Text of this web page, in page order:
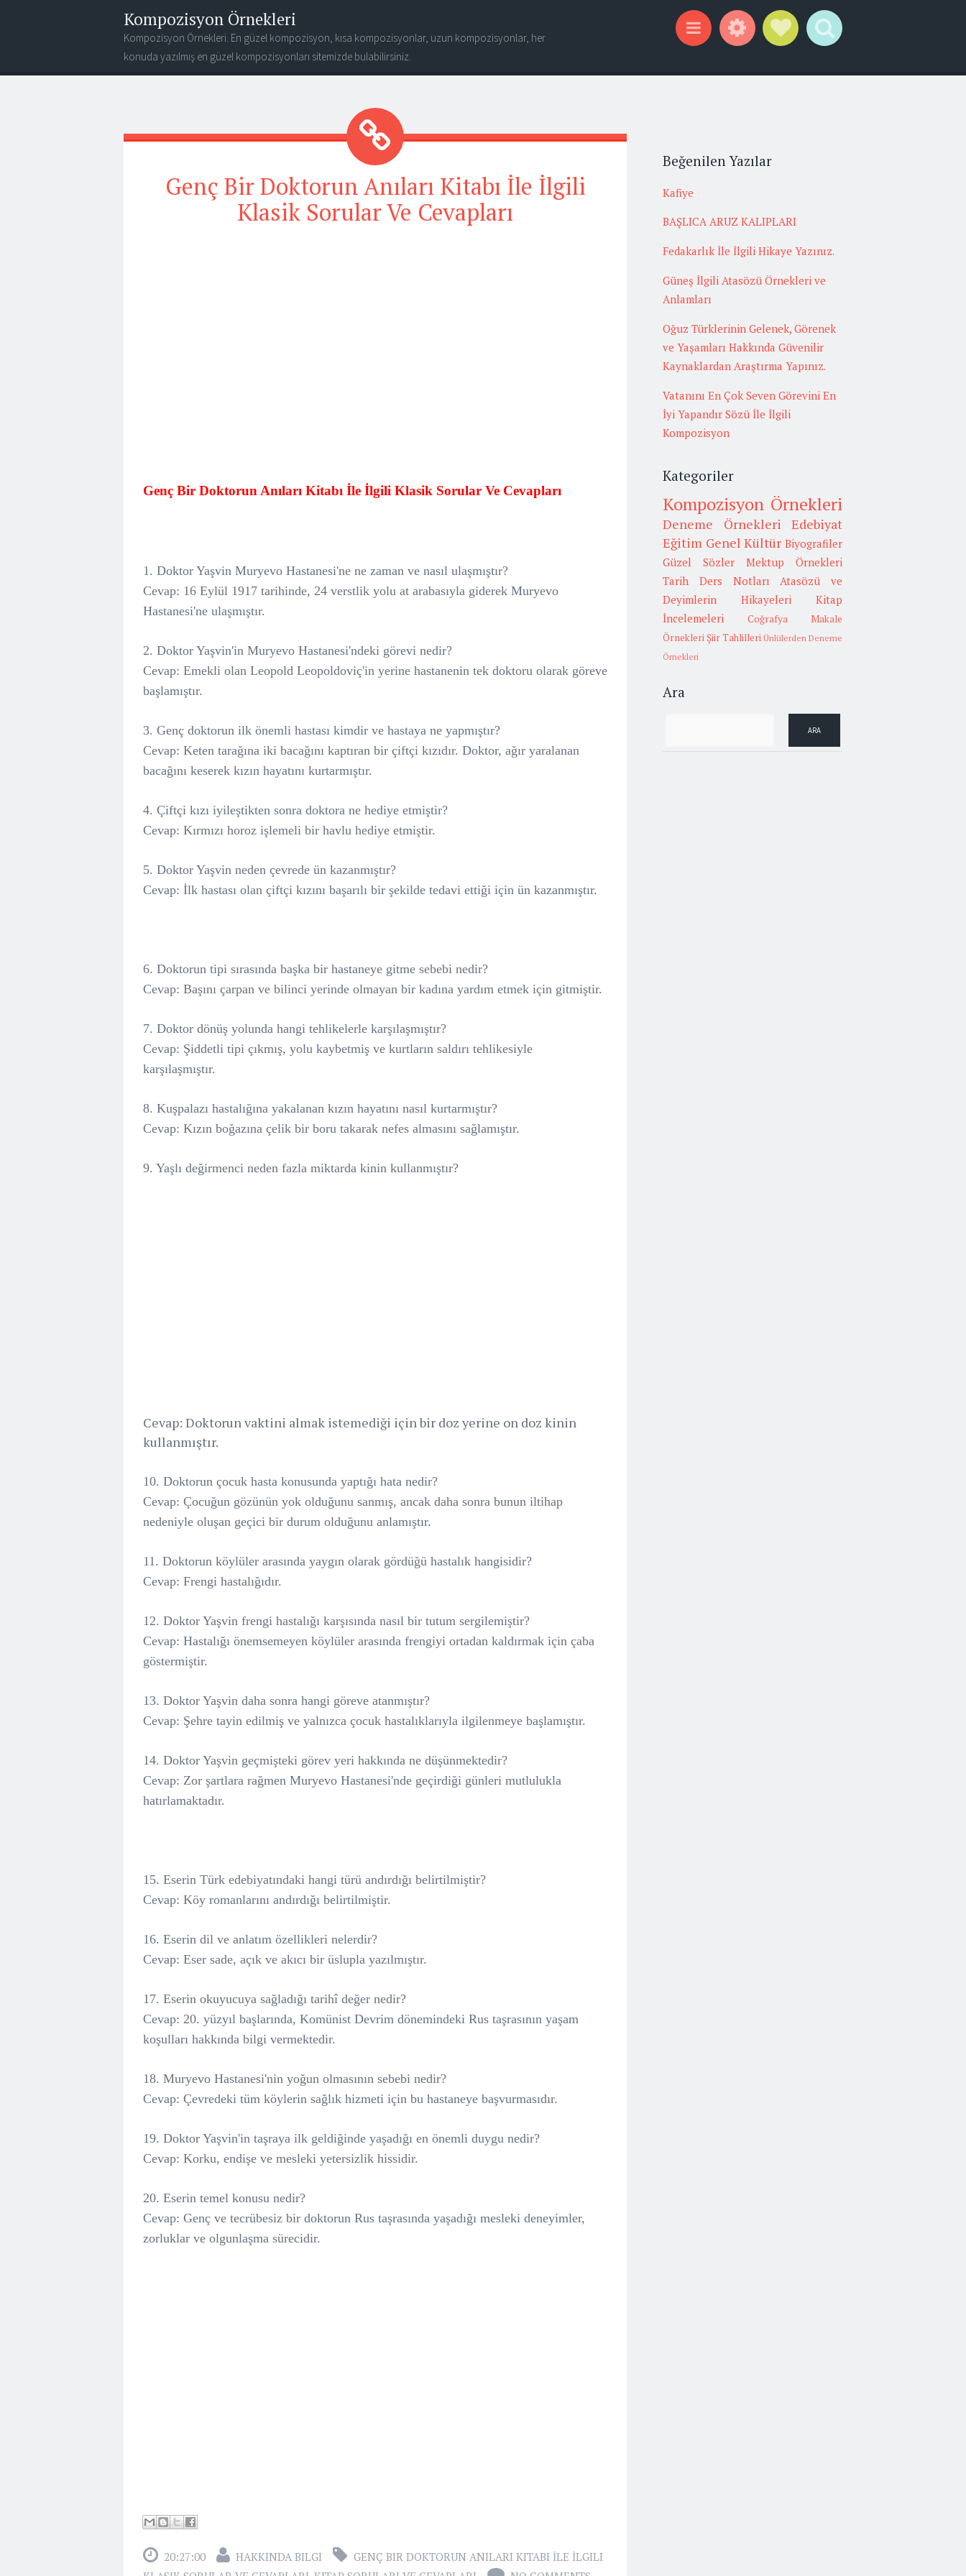
Kompozisyon Örnekleri
Kompozisyon Örnekleri. En güzel kompozisyon, kısa kompozisyonlar, uzun kompozisyonlar, her
konuda yazılmış en güzel kompozisyonları sitemizde bulabilirsiniz.
Genç Bir Doktorun Anıları Kitabı İle İlgili
Klasik Sorular Ve Cevapları
Genç Bir Doktorun Anıları Kitabı İle İlgili Klasik Sorular Ve Cevapları
1. Doktor Yaşvin Muryevo Hastanesi'ne ne zaman ve nasıl ulaşmıştır?
Cevap: 16 Eylül 1917 tarihinde, 24 verstlik yolu at arabasıyla giderek Muryevo
Hastanesi'ne ulaşmıştır.
2. Doktor Yaşvin'in Muryevo Hastanesi'ndeki görevi nedir?
Cevap: Emekli olan Leopold Leopoldoviç'in yerine hastanenin tek doktoru olarak göreve
başlamıştır.
3. Genç doktorun ilk önemli hastası kimdir ve hastaya ne yapmıştır?
Cevap: Keten tarağına iki bacağını kaptıran bir çiftçi kızıdır. Doktor, ağır yaralanan
bacağını keserek kızın hayatını kurtarmıştır.
4. Çiftçi kızı iyileştikten sonra doktora ne hediye etmiştir?
Cevap: Kırmızı horoz işlemeli bir havlu hediye etmiştir.
5. Doktor Yaşvin neden çevrede ün kazanmıştır?
Cevap: İlk hastası olan çiftçi kızını başarılı bir şekilde tedavi ettiği için ün kazanmıştır.
6. Doktorun tipi sırasında başka bir hastaneye gitme sebebi nedir?
Cevap: Başını çarpan ve bilinci yerinde olmayan bir kadına yardım etmek için gitmiştir.
7. Doktor dönüş yolunda hangi tehlikelerle karşılaşmıştır?
Cevap: Şiddetli tipi çıkmış, yolu kaybetmiş ve kurtların saldırı tehlikesiyle
karşılaşmıştır.
8. Kuşpalazı hastalığına yakalanan kızın hayatını nasıl kurtarmıştır?
Cevap: Kızın boğazına çelik bir boru takarak nefes almasını sağlamıştır.
9. Yaşlı değirmenci neden fazla miktarda kinin kullanmıştır?
Cevap: Doktorun vaktini almak istemediği için bir doz yerine on doz kinin
kullanmıştır.
10. Doktorun çocuk hasta konusunda yaptığı hata nedir?
Cevap: Çocuğun gözünün yok olduğunu sanmış, ancak daha sonra bunun iltihap
nedeniyle oluşan geçici bir durum olduğunu anlamıştır.
11. Doktorun köylüler arasında yaygın olarak gördüğü hastalık hangisidir?
Cevap: Frengi hastalığıdır.
12. Doktor Yaşvin frengi hastalığı karşısında nasıl bir tutum sergilemiştir?
Cevap: Hastalığı önemsemeyen köylüler arasında frengiyi ortadan kaldırmak için çaba
göstermiştir.
13. Doktor Yaşvin daha sonra hangi göreve atanmıştır?
Cevap: Şehre tayin edilmiş ve yalnızca çocuk hastalıklarıyla ilgilenmeye başlamıştır.
14. Doktor Yaşvin geçmişteki görev yeri hakkında ne düşünmektedir?
Cevap: Zor şartlara rağmen Muryevo Hastanesi'nde geçirdiği günleri mutlulukla
hatırlamaktadır.
15. Eserin Türk edebiyatındaki hangi türü andırdığı belirtilmiştir?
Cevap: Köy romanlarını andırdığı belirtilmiştir.
16. Eserin dil ve anlatım özellikleri nelerdir?
Cevap: Eser sade, açık ve akıcı bir üslupla yazılmıştır.
17. Eserin okuyucuya sağladığı tarihî değer nedir?
Cevap: 20. yüzyıl başlarında, Komünist Devrim dönemindeki Rus taşrasının yaşam
koşulları hakkında bilgi vermektedir.
18. Muryevo Hastanesi'nin yoğun olmasının sebebi nedir?
Cevap: Çevredeki tüm köylerin sağlık hizmeti için bu hastaneye başvurmasıdır.
19. Doktor Yaşvin'in taşraya ilk geldiğinde yaşadığı en önemli duygu nedir?
Cevap: Korku, endişe ve mesleki yetersizlik hissidir.
20. Eserin temel konusu nedir?
Cevap: Genç ve tecrübesiz bir doktorun Rus taşrasında yaşadığı mesleki deneyimler,
zorluklar ve olgunlaşma sürecidir.
20:27:00 HAKKINDA BILGI
GENÇ BIR DOKTORUN ANILARI KITABI İLE İLGILI
Beğenilen Yazılar
Kafiye
BAŞLICA ARUZ KALIPLARI
Fedakarlık İle İlgili Hikaye Yazınız.
Güneş İlgili Atasözü Örnekleri ve
Anlamları
Oğuz Türklerinin Gelenek, Görenek
ve Yaşamları Hakkında Güvenilir
Kaynaklardan Araştırma Yapınız.
Vatanını En Çok Seven Görevini En
İyi Yapandır Sözü İle İlgili
Kompozisyon
Kategoriler
Kompozisyon Örnekleri
Deneme Örnekleri
Edebiyat
Eğitim Genel Kültür Biyografiler
Güzel Sözler
Mektup Örnekleri
Tarih
Ders Notları
Atasözü ve
Deyimlerin Hikayeleri
Kitap
İncelemeleri
Coğrafya
Makale
Örnekleri Şiir Tahlilleri Ünlülerden Deneme
Örnekleri
Ara